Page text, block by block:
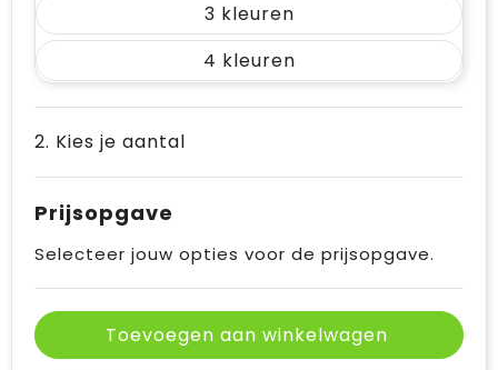
3
4
2. Kies je aantal
Prijsopgave
Selecteer jouw opties voor de prijsopgave.
Toevoegen aan winkelwagen